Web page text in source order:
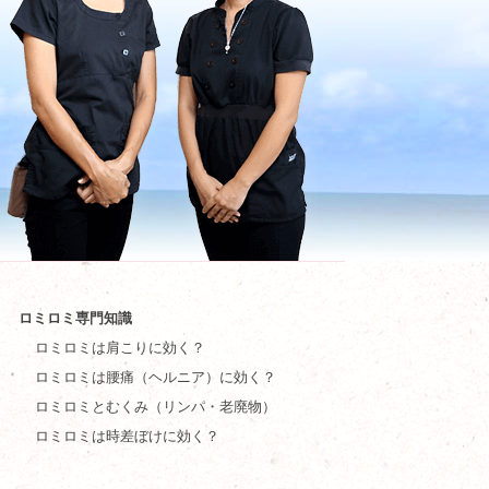
ロミロミ専門知識
ロミロミは肩こりに効く？
ロミロミは腰痛（ヘルニア）に効く？
ロミロミとむくみ（リンパ・老廃物）
ロミロミは時差ぼけに効く？